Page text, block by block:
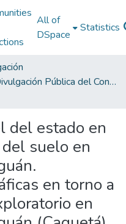
All of
DSpace
Statistics
Divulgación Pública del Conocimiento
del estado en
suelo en
en torno a
en